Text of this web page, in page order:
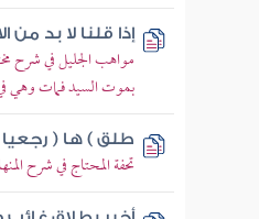
إذا قلنا لا بد
مواهب الجليل في شرح
بموت السيد فمات وهي
طلق ) ها ( رجعيا
تحفة المحتاج في شرح